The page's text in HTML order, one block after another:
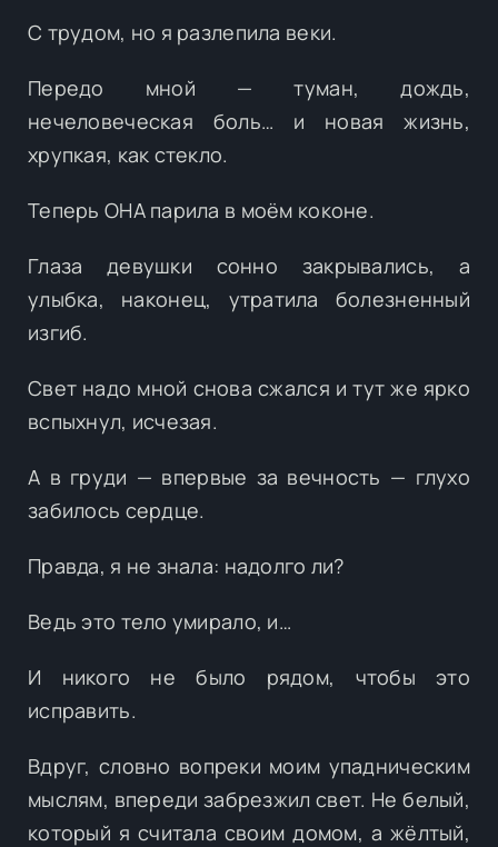
С трудом, но я разлепила веки.
Передо мной — туман, дождь,
нечеловеческая боль… и новая жизнь,
хрупкая, как стекло.
Теперь ОНА парила в моём коконе.
Глаза девушки сонно закрывались, а
улыбка, наконец, утратила болезненный
изгиб.
Свет надо мной снова сжался и тут же ярко
вспыхнул, исчезая.
А в груди — впервые за вечность — глухо
забилось сердце.
Правда, я не знала: надолго ли?
Ведь это тело умирало, и…
И никого не было рядом, чтобы это
исправить.
Вдруг, словно вопреки моим упадническим
мыслям, впереди забрезжил свет. Не белый,
который я считала своим домом, а жёлтый,